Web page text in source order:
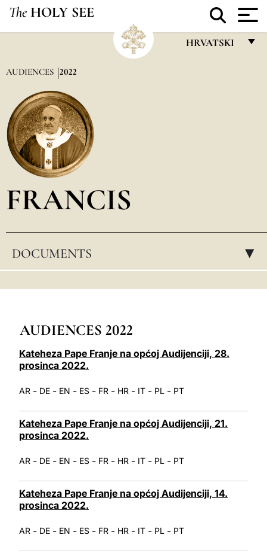
The HOLY SEE
HRVATSKI
العربيّة
AUDIENCES 2022
FRANCIS
DOCUMENTS ▸
AUDIENCES 2022
Kateheza Pape Franje na općoj Audijenciji, 28.
prosinca 2022.
AR - DE - EN - ES - FR - HR - IT - PL - PT
Kateheza Pape Franje na općoj Audijenciji, 21.
prosinca 2022.
AR - DE - EN - ES - FR - HR - IT - PL - PT
Kateheza Pape Franje na općoj Audijenciji, 14.
prosinca 2022.
AR - DE - EN - ES - FR - HR - IT - PL - PT